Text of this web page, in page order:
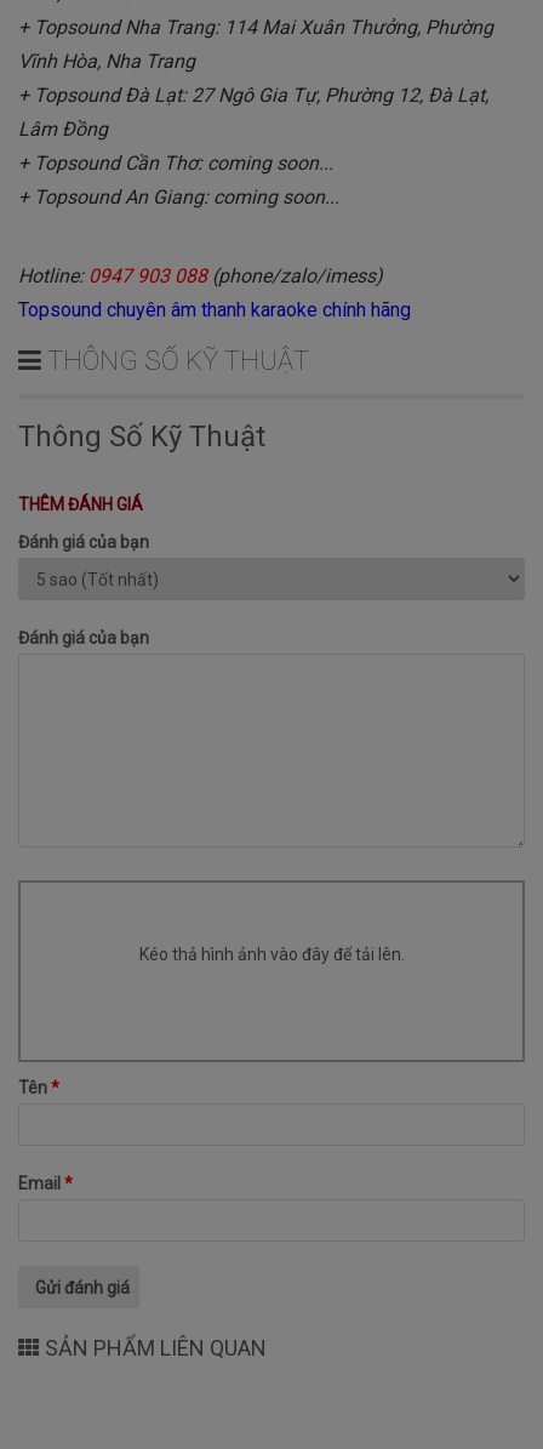
+ Topsound Nha Trang: 114 Mai Xuân Thưởng, Phường
Vĩnh Hòa, Nha Trang
+ Topsound Đà Lạt: 27 Ngô Gia Tự, Phường 12, Đà Lạt,
Lâm Đồng
+ Topsound Cần Thơ: coming soon...
+ Topsound An Giang: coming soon...
Hotline: 0947 903 088 (phone/zalo/imess)
Topsound chuyên âm thanh karaoke chính hãng
THÔNG SỐ KỸ THUẬT
Thông Số Kỹ Thuật
THÊM ĐÁNH GIÁ
Đánh giá của bạn
Đánh giá của bạn
Kéo thả hình ảnh vào đây để tải lên.
Tên*
Email *
SẢN PHẨM LIÊN QUAN